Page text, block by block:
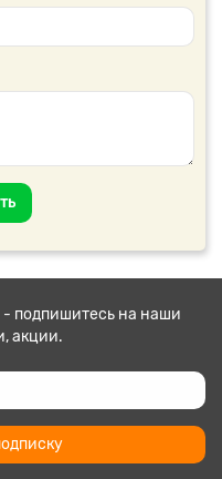
- подпишитесь на наши
акции.